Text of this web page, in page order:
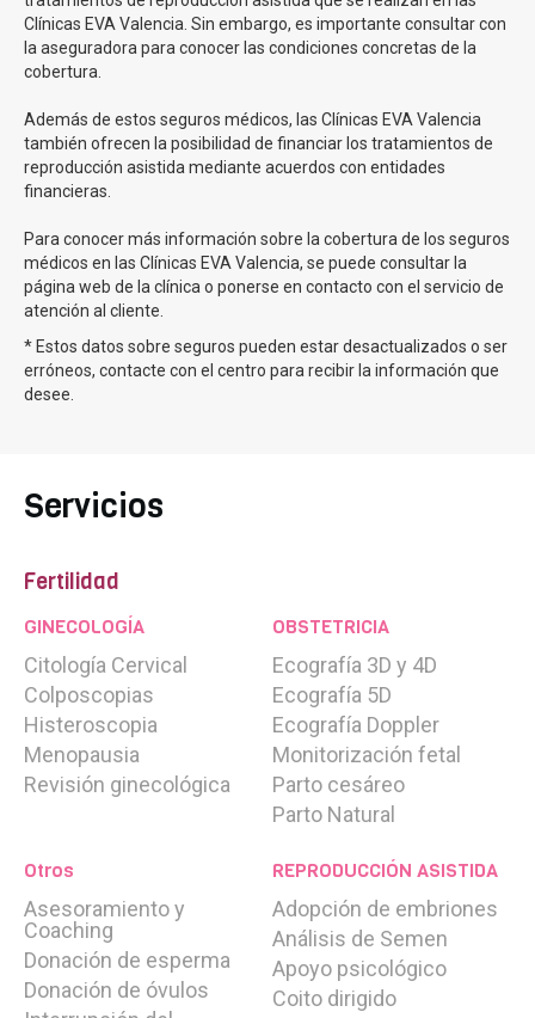
La inseminación artificial conyugal (IAC):donde
utilizamos el semen de tu pareja para realizar el
procedimiento. Se recolecta la muestra de semen y se
espermatozoides de mayor calidad. Luego, estos
espermatozoides se introducen directamente en tu útero
La inseminación artificial de donante (IAD):
cumple con los criterios de selección establecidos. La
muestra de semen de donante se descongela y se
procesa en el laboratorio de manera similar a la IAC. Este
son por parte del hombre.
En Clínicas Eva tenemos una tasa de éxito para
nuestro tratamiento de inseminación que supera el
poder continuar ofreciendo estos números y de poder
continuar ayudando a nuestros pacientes en su sueño de
ser padres y madres.
Precios inseminación artificial en Clínicas EVA
EnClinicas Eva puedes realizar tu Inseminación
Artificial desde 620?
Disponen de una financiación para todos sus tratamientos.
Fecundación in vitro - FIV
FIV con Semen de Donante
FIV con Óvulos de Donante - Ovodonación
FIV con Óvulos y Semen de Donante
Clínicas EVA Valencia. Sin embargo, es importante consultar con
la aseguradora para conocer las condiciones concretas de la
cobertura.
Además de estos seguros médicos, las Clínicas EVA Valencia
también ofrecen la posibilidad de financiar los tratamientos de
reproducción asistida mediante acuerdos con entidades
financieras.
Para conocer más información sobre la cobertura de los seguros
médicos en las Clínicas EVA Valencia, se puede consultar la
página web de la clínica o ponerse en contacto con el servicio de
atención al cliente.
* Estos datos sobre seguros pueden estar desactualizados o ser
erróneos, contacte con el centro para recibir la información que
desee.
Servicios
Fertilidad
GINECOLOGÍA
Citología Cervical
Colposcopias
Histeroscopia
Menopausia
Revisión ginecológica
OBSTETRICIA
Ecografía 3D y 4D
Ecografía 5D
Ecografía Doppler
Monitorización fetal
Parto cesáreo
Parto Natural
Otros
Asesoramiento y
Coaching
Donación de esperma
Donación de óvulos
REPRODUCCIÓN ASISTIDA
Adopción de embriones
Análisis de Semen
Apoyo psicológico
Coito dirigido